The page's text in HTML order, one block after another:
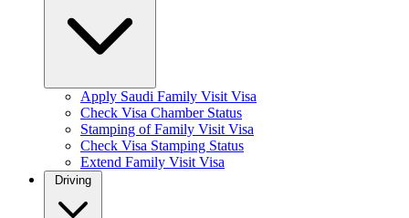
Apply Saudi Family Visit Visa
Check Visa Chamber Status
Stamping of Family Visit Visa
Check Visa Stamping Status
Extend Family Visit Visa